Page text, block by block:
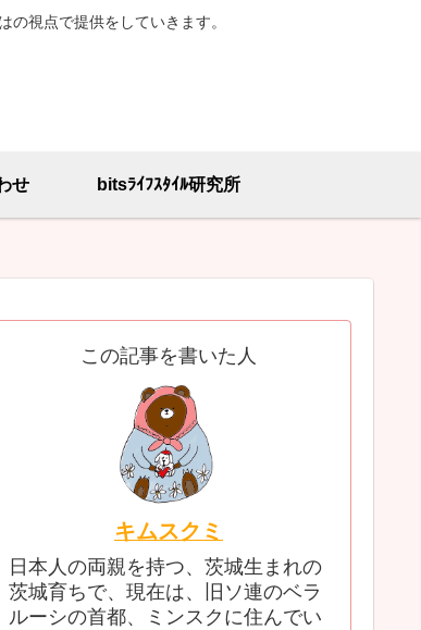
視点で提供をしていきます。
せ bitsﾗｲﾌｽﾀｲﾙ研究所
この記事を書いた人
キムスクミ
日本人の両親を持つ、茨城生まれの
茨城育ちで、現在は、旧ソ連のベラ
ルーシの首都、ミンスクに住んでい